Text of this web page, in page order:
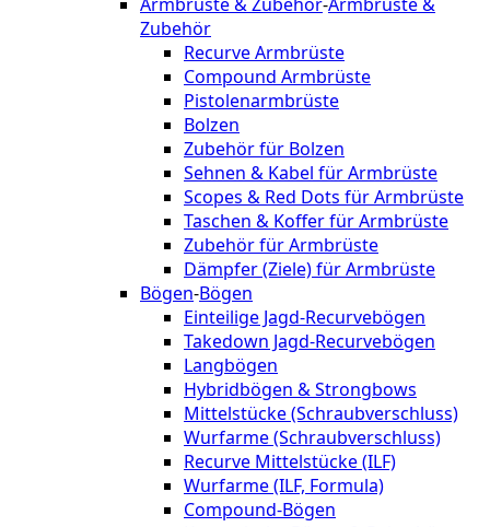
Zubehör
Recurve Armbrüste
Compound Armbrüste
Pistolenarmbrüste
Bolzen
Zubehör für Bolzen
Sehnen & Kabel für Armbrüste
Scopes & Red Dots für Armbrüste
Taschen & Koffer für Armbrüste
Zubehör für Armbrüste
Dämpfer (Ziele) für Armbrüste
Bögen-Bögen
Einteilige Jagd-Recurvebögen
Takedown Jagd-Recurvebögen
Langbögen
Hybridbögen & Strongbows
Mittelstücke (Schraubverschluss)
Wurfarme (Schraubverschluss)
Recurve Mittelstücke (ILF)
Wurfarme (ILF, Formula)
Compound-Bögen